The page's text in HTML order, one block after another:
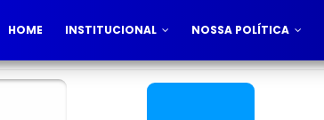
HOME INSTITUCIONAL NOSSA POLÍTICA